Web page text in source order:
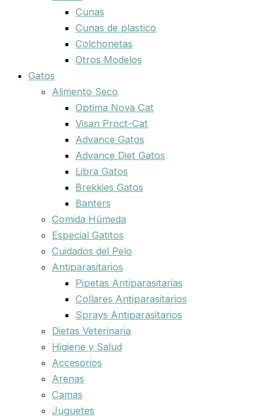
Cunas
Cunas de plastico
Colchonetas
Otros Modelos
Gatos
Alimento Seco
Optima Nova Cat
Visan Proct-Cat
Advance Gatos
Advance Diet Gatos
Libra Gatos
Brekkies Gatos
Banters
Comida Húmeda
Especial Gatitos
Cuidados del Pelo
Antiparasitarios
Pipetas Antiparasitarias
Collares Antiparasitarios
Sprays Antiparasitarios
Dietas Veterinaria
Higiene y Salud
Accesorios
Arenas
Camas
Juguetes